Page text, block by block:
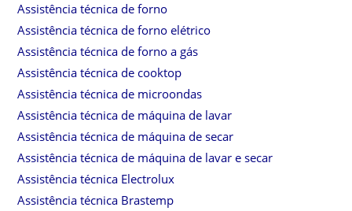
Assistência técnica de forno
Assistência técnica de forno elétrico
Assistência técnica de forno a gás
Assistência técnica de cooktop
Assistência técnica de microondas
Assistência técnica de máquina de lavar
Assistência técnica de máquina de secar
Assistência técnica de máquina de lavar e secar
Assistência técnica Electrolux
Assistência técnica Brastemp